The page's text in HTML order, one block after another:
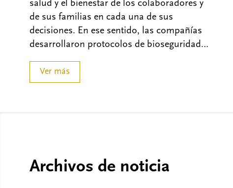
salud y el bienestar de los colaboradores y
de sus familias en cada una de sus
decisiones. En ese sentido, las compañías
desarrollaron protocolos de bioseguridad…
Ver más
Archivos de noticia